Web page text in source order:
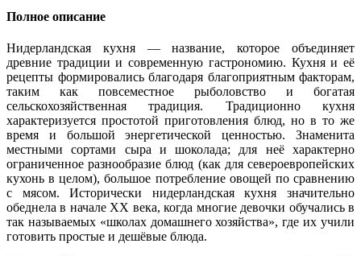
Полное описание
Нидерландская кухня — название, которое объединяет
древние традиции и современную гастрономию. Кухня и её
рецепты формировались благодаря благоприятным факторам,
таким как повсеместное рыболовство и богатая
сельскохозяйственная традиция. Традиционно кухня
характеризуется простотой приготовления блюд, но в то же
время и большой энергетической ценностью. Знаменита
местными сортами сыра и шоколада; для неё характерно
ограниченное разнообразие блюд (как для североевропейских
кухонь в целом), большое потребление овощей по сравнению
с мясом. Исторически нидерландская кухня значительно
обеднела в начале XX века, когда многие девочки обучались в
так называемых «школах домашнего хозяйства», где их учили
готовить простые и дешёвые блюда.